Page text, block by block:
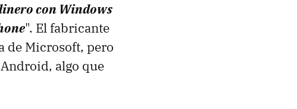
con Windows
". El fabricante
de Microsoft, pero
algo que